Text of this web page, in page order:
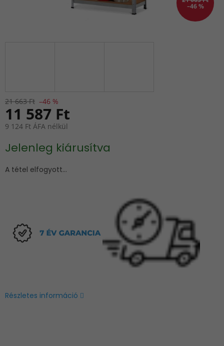
–46 %
21 663 Ft –46 %
11 587 Ft
9 124 Ft ÁFA nélkül
Jelenleg kiárusítva
A tétel elfogyott…
Részletes információ